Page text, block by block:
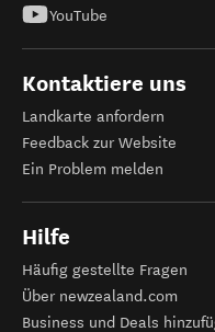
YouTube
Kontaktiere uns
Landkarte anfordern
Feedback zur Website
Ein Problem melden
Hilfe
Häufig gestellte Fragen
Über newzealand.com
Business und Deals